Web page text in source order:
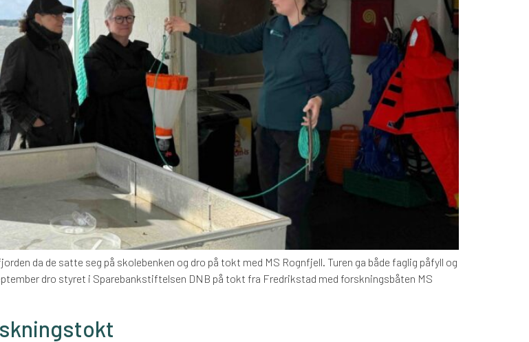
da de satte seg på skolebenken og dro på tokt med MS Rognfjell. Turen ga både faglig påfyll og
dro styret i Sparebankstiftelsen DNB på tokt fra Fredrikstad med forskningsbåten MS